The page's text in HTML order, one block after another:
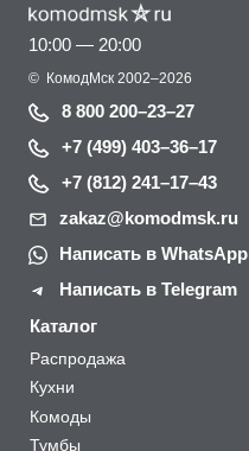
10:00 — 20:00
© КомодМск 2002–2026
8 800 200–23–27
+7 (499) 403–36–17
+7 (812) 241–17–43
zakaz@komodmsk.ru
Написать в WhatsApp
Написать в Telegram
Каталог
Распродажа
Кухни
Комоды
Тумбы